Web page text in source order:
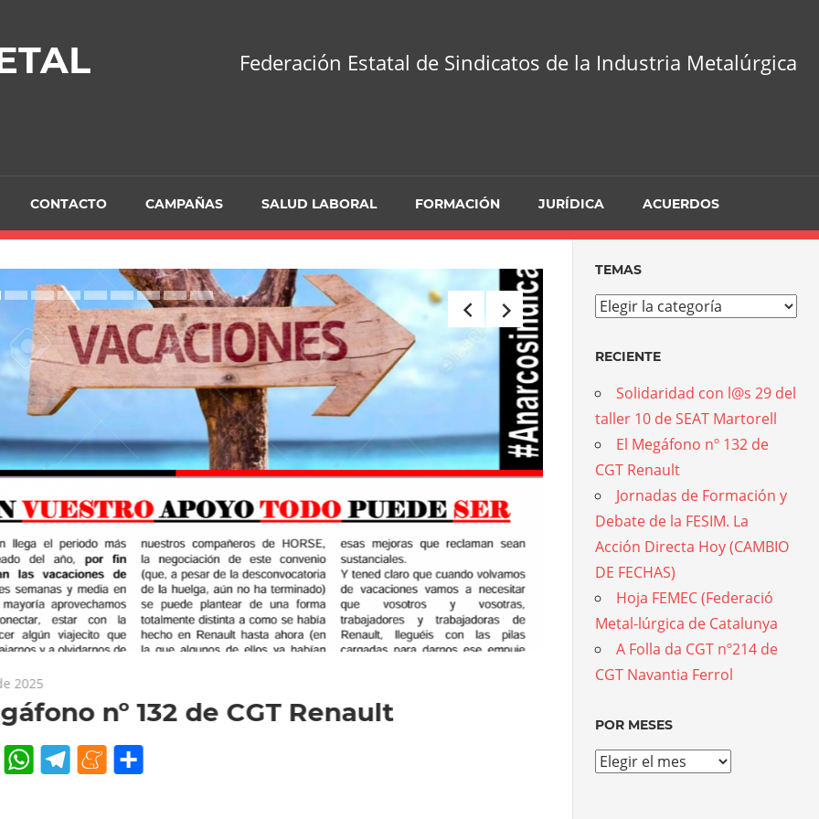
Federación Estatal de Sindicatos de la Industria Metalúrgica
CONTACTO CAMPAÑAS SALUD LABORAL FORMACIÓN JURÍDICA ACUERDOS
2025
nº 132 de CGT Renault
WhatsApp
Telegram
Meneame
Compartir
9 de julio de 2025
La Acción Directa
TEMAS
Temas
RECIENTE
Solidaridad con l@s 29 del
taller 10 de SEAT Martorell
El Megáfono nº 132 de
CGT Renault
Jornadas de Formación y
Debate de la FESIM. La
Acción Directa Hoy (CAMBIO
DE FECHAS)
Hoja FEMEC (Federació
Metal-lúrgica de Catalunya
A Folla da CGT nº214 de
CGT Navantia Ferrol
POR MESES
Por